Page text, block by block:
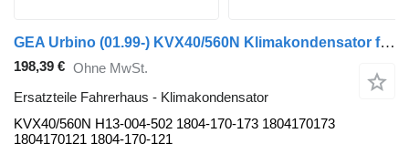
GEA Urbino (01.99-) KVX40/560N Klimakondensator für Solaris Urbino, Alpino, Vacanza (1999-) Bus
198,39 € Ohne MwSt.
Ersatzteile Fahrerhaus - Klimakondensator
KVX40/560N H13-004-502 1804-170-173 1804170173
1804170121 1804-170-121